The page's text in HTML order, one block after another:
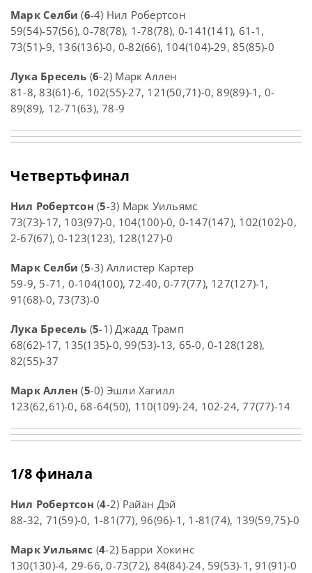
Марк Селби (6-4) Нил Робертсон
59(54)-57(56), 0-78(78), 1-78(78), 0-141(141), 61-1,
73(51)-9, 136(136)-0, 0-82(66), 104(104)-29, 85(85)-0
Лука Бресель (6-2) Марк Аллен
81-8, 83(61)-6, 102(55)-27, 121(50,71)-0, 89(89)-1, 0-
89(89), 12-71(63), 78-9
Четвертьфинал
Нил Робертсон (5-3) Марк Уильямс
73(73)-17, 103(97)-0, 104(100)-0, 0-147(147), 102(102)-0,
2-67(67), 0-123(123), 128(127)-0
Марк Селби (5-3) Аллистер Картер
59-9, 5-71, 0-104(100), 72-40, 0-77(77), 127(127)-1,
91(68)-0, 73(73)-0
Лука Бресель (5-1) Джадд Трамп
68(62)-17, 135(135)-0, 99(53)-13, 65-0, 0-128(128),
82(55)-37
Марк Аллен (5-0) Эшли Хагилл
123(62,61)-0, 68-64(50), 110(109)-24, 102-24, 77(77)-14
1/8 финала
Нил Робертсон (4-2) Райан Дэй
88-32, 71(59)-0, 1-81(77), 96(96)-1, 1-81(74), 139(59,75)-0
Марк Уильямс (4-2) Барри Хокинс
130(130)-4, 29-66, 0-73(72), 84(84)-24, 59(53)-1, 91(91)-0